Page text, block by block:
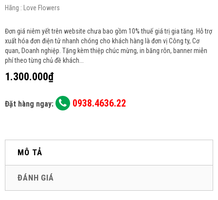
Hãng : Love Flowers
Đơn giá niêm yết trên website chưa bao gồm 10% thuế giá trị gia tăng. Hỗ trợ
xuất hóa đơn điện tử nhanh chóng cho khách hàng là đơn vị Công ty, Cơ
quan, Doanh nghiệp. Tặng kèm thiệp chúc mừng, in băng rôn, banner miễn
phí theo từng chủ đề khách...
1.300.000₫
Đặt hàng ngay: 0938.4636.22
MÔ TẢ
ĐÁNH GIÁ